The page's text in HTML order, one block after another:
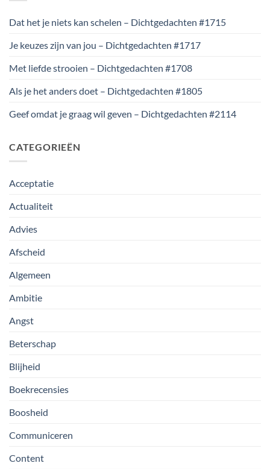
Dat het je niets kan schelen – Dichtgedachten #1715
Je keuzes zijn van jou – Dichtgedachten #1717
Met liefde strooien – Dichtgedachten #1708
Als je het anders doet – Dichtgedachten #1805
Geef omdat je graag wil geven – Dichtgedachten #2114
CATEGORIEËN
Acceptatie
Actualiteit
Advies
Afscheid
Algemeen
Ambitie
Angst
Beterschap
Blijheid
Boekrecensies
Boosheid
Communiceren
Content